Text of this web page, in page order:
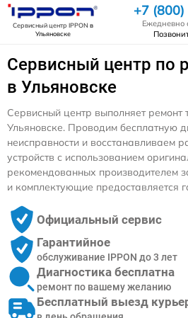
Сервисный центр IPPON в
Ульяновске
+7
Ежедневно
Сервисный центр по
в Ульяновске
Сервисный центр выполняет ремонт
Ульяновске. Проводим бесплатную
неисправности и восстанавливаем
устройств с использованием
рекомендованных производителем
и комплектующие предоставляется
Официальный сервис
Гарантийное
обслуживание IPPON до 3 лет
Диагностика бесплатна
ремонт по вашему желанию
Бесплатный выезд